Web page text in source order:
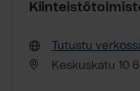
Tutustu
Keskuskatu 10